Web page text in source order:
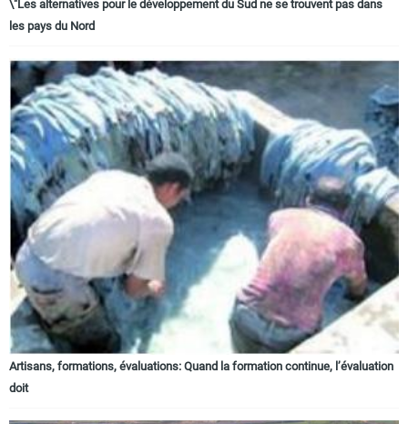
\"Les alternatives pour le développement du Sud ne se trouvent pas dans
les pays du Nord
Artisans, formations, évaluations: Quand la formation continue, l’évaluation
doit